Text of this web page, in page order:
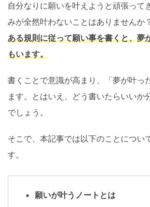
自分なりに願いを叶えようと頑張って
みが全然叶わないことはありませんか
ある規則に従って願い事を書くと、夢
もいます。
書くことで意識が高まり、「夢が叶っ
ます。とはいえ、どう書いたらいいか
でしょう。
そこで、本記事では以下のことについ
す。
願いが叶うノートとは